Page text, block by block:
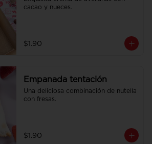
cacao y nueces.
$1.90
Empanada tentación
Una deliciosa combinación de nutella
con fresas.
$1.90